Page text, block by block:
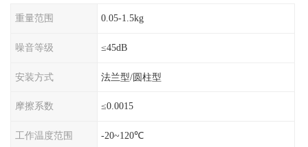
重量范围 0.05-1.5kg
噪音等级 ≤45dB
安装方式 法兰型/圆柱型
摩擦系数 ≤0.0015
工作温度范围 -20~120℃